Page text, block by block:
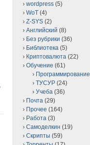
wordpress (5)
WoT (4)
Z-SYS (2)
Английский (8)
Без рубрики (36)
Библиотека (5)
Криптовалюта (22)
Обучение (61)
Программирование
ТУСУР (24)
Учеба (36)
Почта (29)
Прочее (164)
Работа (3)
Самоделкин (19)
Скрипты (59)